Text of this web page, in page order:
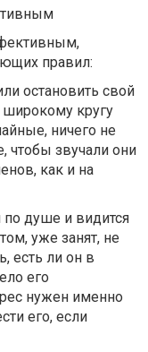
правил:
остановить свой
кругу
ничего не
чтобы звучали они
как и на
душе и видится
уже занят, не
есть ли он в
его
нужен именно
его, если